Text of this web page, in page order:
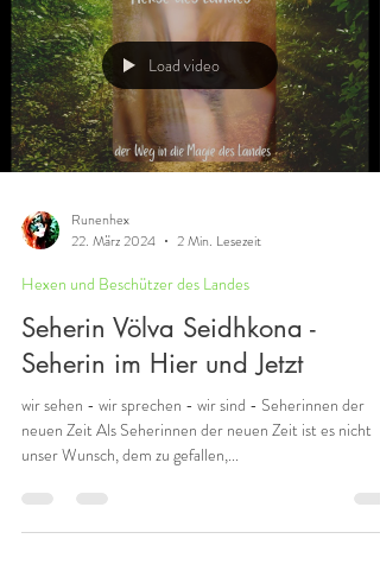
Runenhex
Hexen und Beschützer des Landes
Seherin Völva Seidhkona -
Seherin im Hier und Jetzt